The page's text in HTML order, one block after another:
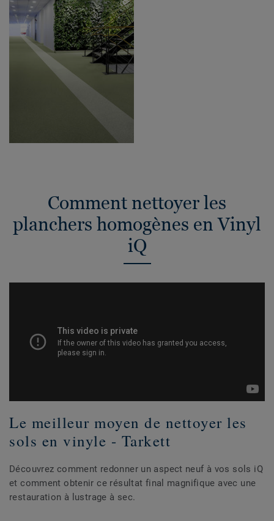
Comment nettoyer les
planchers homogènes en Vinyl
iQ
Le meilleur moyen de nettoyer les
sols en vinyle - Tarkett
Découvrez comment redonner un aspect neuf à vos sols iQ
et comment obtenir ce résultat final magnifique avec une
restauration à lustrage à sec.